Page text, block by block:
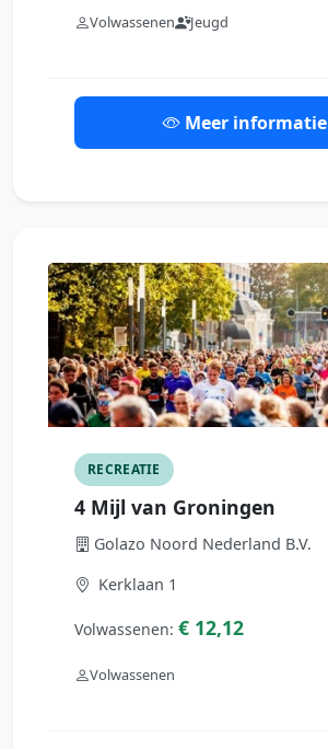
Volwassenen Jeugd
Meer informatie
RECREATIE
4 Mijl van Groningen
Golazo Noord Nederland B.V.
Kerklaan 1
Volwassenen: € 12,12
Volwassenen